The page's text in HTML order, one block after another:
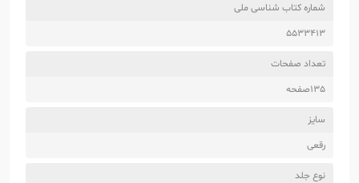
شماره کتاب شناسی ملی
5533413
تعداد صفحات
135صفحه
سایز
رقعی
نوع جلد